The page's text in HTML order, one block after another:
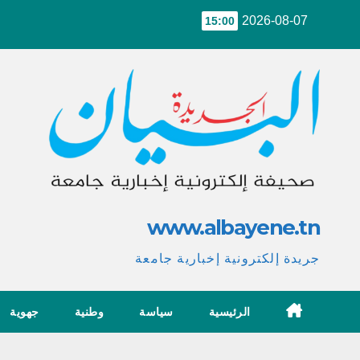
2026-08-07
15:00
www.albayene.tn
جريدة إلكترونية إخبارية جامعة
الرئيسية سياسة وطنية جهوية